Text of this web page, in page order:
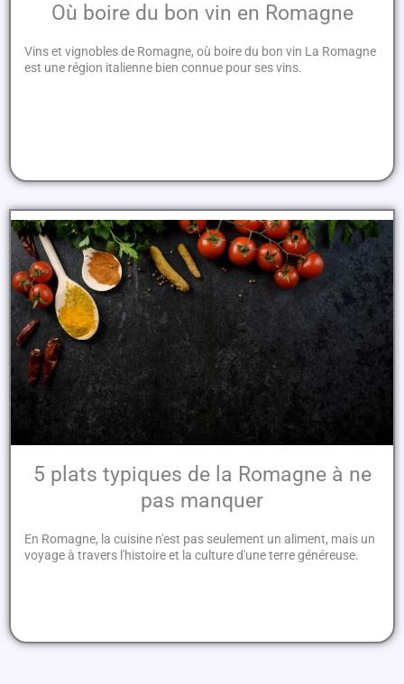
Où boire du bon vin en Romagne
Vins et vignobles de Romagne, où boire du bon vin La Romagne
est une région italienne bien connue pour ses vins.
5 plats typiques de la Romagne à ne
pas manquer
En Romagne, la cuisine n'est pas seulement un aliment, mais un
voyage à travers l'histoire et la culture d'une terre généreuse.